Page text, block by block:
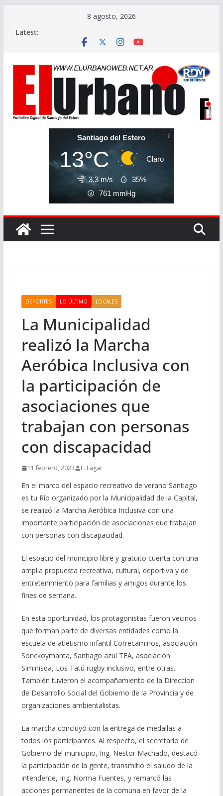
8 agosto, 2026
Latest:
Santiago del Estero
13°C Claro
3.3 m/s
35%
761 mmHg
DEPORTES LO ÚLTIMO LOCALES
La Municipalidad
realizó la Marcha
Aeróbica Inclusiva con
la participación de
asociaciones que
trabajan con personas
con discapacidad
11 febrero, 2023 F. Lagar
En el marco del espacio recreativo de verano Santiago
es tu Río organizado por la Municipalidad de la Capital,
se realizó la Marcha Aeróbica Inclusiva con una
importante participación de asociaciones que trabajan
con personas con discapacidad.
El espacio del municipio libre y gratuito cuenta con una
amplia propuesta recreativa, cultural, deportiva y de
entretenimiento para familias y amigos durante los
fines de semana.
En esta oportunidad, los protagonistas fueron vecinos
que forman parte de diversas entidades como la
escuela de atletismo infantil Correcaminos, asociación
Sonckoymanta, Santiago azul TEA, asociación
Siminisqa, Los Tatú rugby inclusivo, entre otras.
También tuvieron el acompañamiento de la Direccion
de Desarrollo Social del Gobierno de la Provincia y de
organizaciones ambientalistas.
La marcha concluyó con la entrega de medallas a
todos los participantes. Al respecto, el secretario de
Gobierno del municipio, Ing. Nestor Machado, destacó
la participación de la gente, transmitió el saludo de la
intendente, Ing. Norma Fuentes, y remarcó las
acciones permanentes de la comuna en favor de la